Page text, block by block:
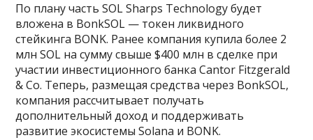
По плану часть SOL Sharps Technology будет
вложена в BonkSOL — токен ликвидного
стейкинга BONK. Ранее компания купила более 2
млн SOL на сумму свыше $400 млн в сделке при
участии инвестиционного банка Cantor Fitzgerald
& Co. Теперь, размещая средства через BonkSOL,
компания рассчитывает получать
дополнительный доход и поддерживать
развитие экосистемы Solana и BONK.